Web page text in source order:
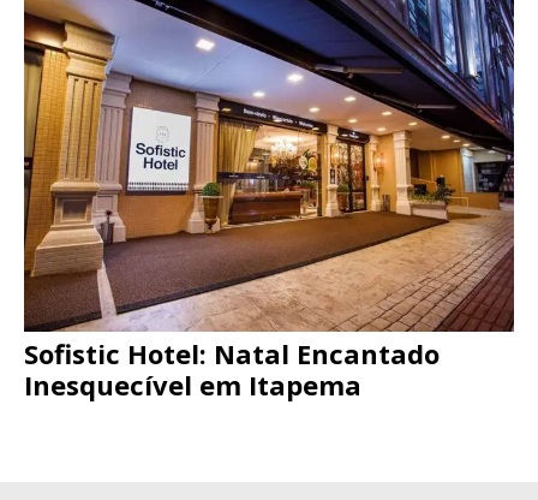
Sofistic Hotel: Natal Encantado
Inesquecível em Itapema